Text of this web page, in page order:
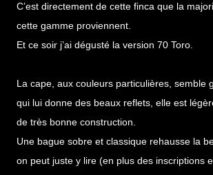
C’est directement de cette finca que la
cette gamme proviennent.
Et ce soir j’ai dégusté la version 70 Toro.
La cape, aux couleurs particulières, semble
qui lui donne des beaux reflets, elle est
de très bonne construction.
Une bague sobre et classique rehausse la
on peut juste y lire (en plus des inscriptions